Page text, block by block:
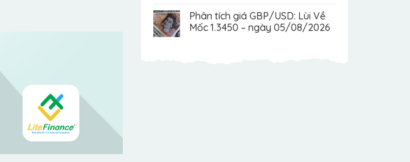
Phân tích giá GBP/USD: Lùi Về
Mốc 1.3450 – ngày 05/08/2026